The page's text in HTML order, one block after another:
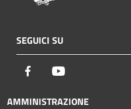
SEGUICI SU
Facebook
AMMINISTRAZIONE